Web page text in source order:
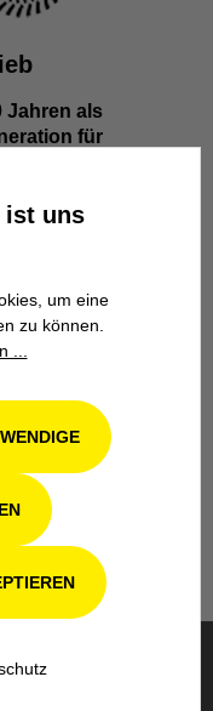
Jahren als
für
/ Köln
, Forst-
Odenthal bei
Kauf mit
ist uns
um eine
zu können.
...